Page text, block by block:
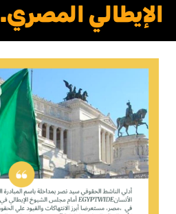
الإيطالي المصري.